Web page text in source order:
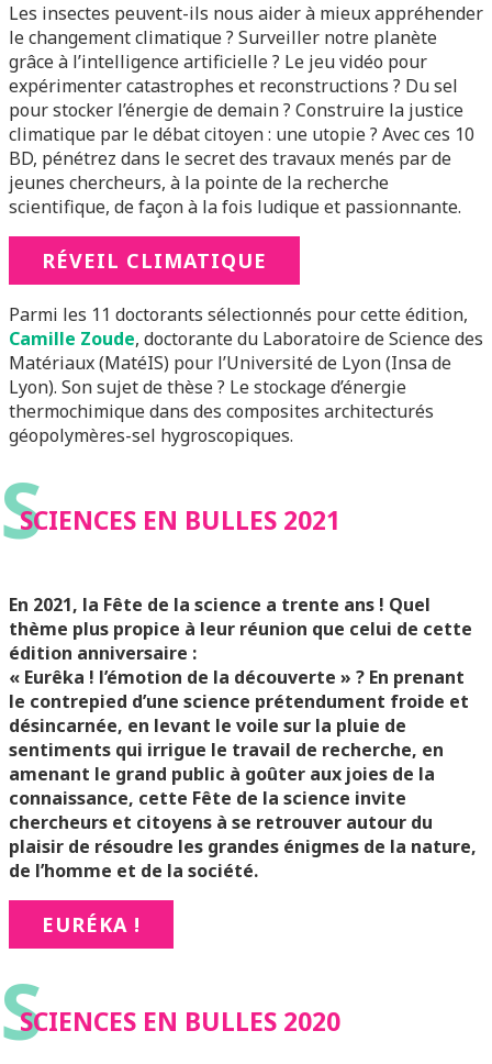
Les insectes peuvent-ils nous aider à mieux appréhender
le changement climatique ? Surveiller notre planète
grâce à l’intelligence artificielle ? Le jeu vidéo pour
expérimenter catastrophes et reconstructions ? Du sel
pour stocker l’énergie de demain ? Construire la justice
climatique par le débat citoyen : une utopie ? Avec ces 10
BD, pénétrez dans le secret des travaux menés par de
jeunes chercheurs, à la pointe de la recherche
scientifique, de façon à la fois ludique et passionnante.
RÉVEIL CLIMATIQUE
Parmi les 11 doctorants sélectionnés pour cette édition,
Camille Zoude, doctorante du Laboratoire de Science des
Matériaux (MatéIS) pour l’Université de Lyon (Insa de
Lyon). Son sujet de thèse ? Le stockage d’énergie
thermochimique dans des composites architecturés
géopolymères-sel hygroscopiques.
S
SCIENCES EN BULLES 2021
En 2021, la Fête de la science a trente ans ! Quel
thème plus propice à leur réunion que celui de cette
édition anniversaire :
« Eurêka ! l’émotion de la découverte » ? En prenant
le contrepied d’une science prétendument froide et
désincarnée, en levant le voile sur la pluie de
sentiments qui irrigue le travail de recherche, en
amenant le grand public à goûter aux joies de la
connaissance, cette Fête de la science invite
chercheurs et citoyens à se retrouver autour du
plaisir de résoudre les grandes énigmes de la nature,
de l’homme et de la société.
EURÉKA !
S
SCIENCES EN BULLES 2020